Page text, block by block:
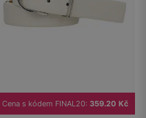
Cena s kódem FINAL20: 359.20 Kč